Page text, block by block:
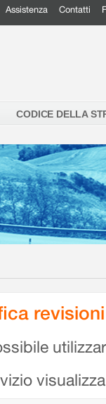
Assistenza Contatti
CODICE DELLA